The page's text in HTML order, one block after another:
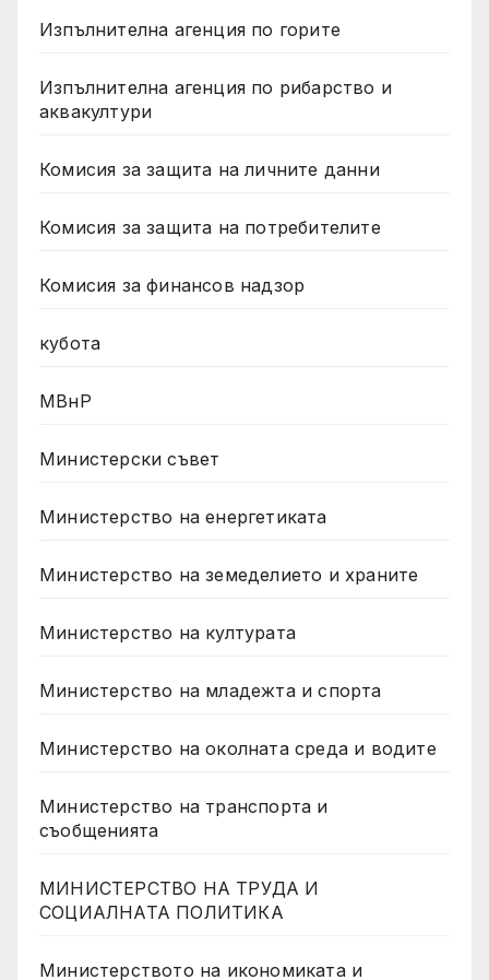
Изпълнителна агенция по горите
Изпълнителна агенция по рибарство и
аквакултури
Комисия за защита на личните данни
Комисия за защита на потребителите
Комисия за финансов надзор
кубота
МВнР
Министерски съвет
Министерство на енергетиката
Министерство на земеделието и храните
Министерство на културата
Министерство на младежта и спорта
Министерство на околната среда и водите
Министерство на транспорта и
съобщенията
МИНИСТЕРСТВО НА ТРУДА И
СОЦИАЛНАТА ПОЛИТИКА
Министерството на икономиката и